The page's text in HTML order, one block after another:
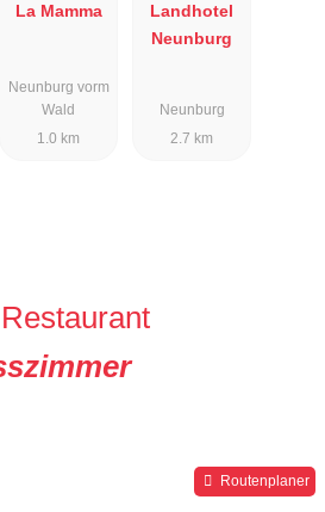
La Mamma
Neunburg vorm
Wald
1.0 km
Landhotel
Neunburg
Neunburg
2.7 km
Routenplaner